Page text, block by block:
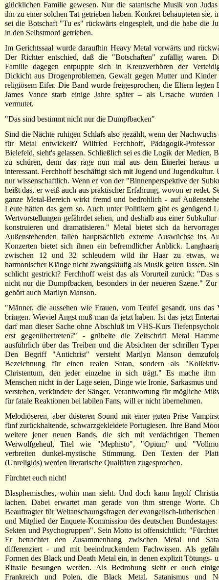
glücklichen Familie gewesen. Nur die satanische Musik von
ihn zu einer solchen Tat getrieben haben. Konkret behaupteten sie,
sei die Botschaft "Tu es" rückwärts eingespielt, und die habe die
in den Selbstmord getrieben.
Im Gerichtssaal wurde daraufhin Heavy Metal vorwärts und
Der Richter entschied, daß die "Botschaften" zufällig waren.
Familie dagegen entpuppte sich in Kreuzverhören der
Dickicht aus Drogenproblemen, Gewalt gegen Mutter und
religiösem Eifer. Die Band wurde freigesprochen, die Eltern legten
James Vance starb einige Jahre später – als Ursache wurden
vermutet.
"Das sind bestimmt nicht nur die Dumpfbacken"
Sind die Nächte ruhigen Schlafs also gezählt, wenn der Nachwuchs
für Metal entwickelt? Wilfried Ferchhoff, Pädagogik-
Bielefeld, sieht's gelassen. Schließlich sei es die Logik der Medien,
zu schüren, denn das rage nun mal aus dem Einerlei heraus
interessant. Ferchhoff beschäftigt sich mit Jugend und Jugendkultur.
nur wissenschaftlich. Wenn er von der "Binnenperspektive der
heißt das, er weiß auch aus praktischer Erfahrung, wovon er redet.
ganze Metal-Bereich wirkt fremd und bedrohlich - auf
Leute hätten das gern so. Auch unter Politikern gibt es genügend
Wertvorstellungen gefährdet sehen, und deshalb aus einer
konstruieren und dramatisieren." Metal bietet sich da
Außenstehenden fallen hauptsächlich extreme Auswüchse ins
Konzerten bietet sich ihnen ein befremdlicher Anblick.
zwischen 12 und 32 schleudern wild ihr Haar zu etwas,
harmonischer Klänge nicht zwangsläufig als Musik gelten lassen.
schlicht gestrickt? Ferchhoff weist das als Vorurteil zurück: "Das
nicht nur die Dumpfbacken, besonders in der neueren Szene." Zur
gehört auch Marilyn Manson.
"Männer, die aussehen wie Frauen, vom Teufel gesandt, uns das
bringen. Wieviel Angst muß man da jetzt haben. Ist das jetzt
darf man dieser Sache ohne Abschluß im VHS-Kurs
erst gegenübertreten?" - grübelte die Zeitschrift Metal
ausführlich über das Treiben und die Absichten der schrillen
Den Begriff "Antichrist" versteht Marilyn Manson
Bezeichnung für einen realen Satan, sondern als
Christentum, den jeder einzelne in sich trägt." Es mache ihm
Menschen nicht in der Lage seien, Dinge wie Ironie, Sarkasmus
verstehen, verkündete der Sänger. Verantwortung für mögliche
für fatale Reaktionen bei labilen Fans, will er nicht übernehmen.
Melodiöseren, aber düsteren Sound mit einer guten Prise
fünf zurückhaltende, schwarzgekleidete Portugiesen. Ihre Band
weitere jener neuen Bands, die sich mit verdächtigen
Werwolfgeheul, Titel wie "Mephisto", "Opium" und
verbreiten dunkel-mystische Stimmung. Den Texten der
(Unreligiös) werden literarische Qualitäten zugesprochen.
Fürchtet euch nicht!
Blasphemisches, wohin man sieht. Und doch kann Ingolf
lachen. Dabei erwartet man gerade von ihm strenge Worte.
Beauftragter für Weltanschaungsfragen der evangelisch-lutherischen
und Mitglied der Enquete-Kommission des deutschen
Sekten und Psychogruppen". Sein Motto ist offensichtlich:
Er betrachtet den Zusammenhang zwischen Metal und
differenziert - und mit beeindruckendem Fachwissen. Als
Formen des Black und Death Metal ein, in denen explizit Tötungs-
Rituale besungen werden. Als Bedrohung sieht er auch
Frankreich und Polen, die Black Metal, Satanismus und